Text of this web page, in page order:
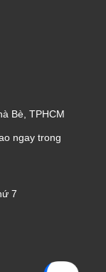
Bè, TPHCM
ngay trong
7